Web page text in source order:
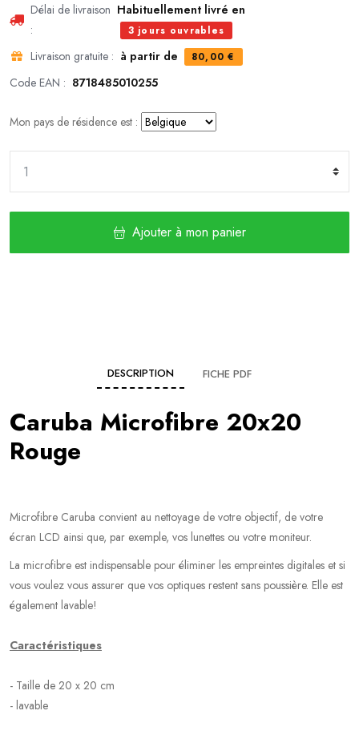
Délai de livraison
:
Habituellement livré en
3 jours ouvrables
Livraison gratuite : à partir de 80,00 €
Code EAN : 8718485010255
Mon pays de résidence est :
Ajouter à mon panier
DESCRIPTION FICHE PDF
Caruba Microfibre 20x20
Rouge
Microfibre Caruba convient au nettoyage de votre objectif, de votre
écran LCD ainsi que, par exemple, vos lunettes ou votre moniteur.
La microfibre est indispensable pour éliminer les empreintes digitales et si
vous voulez vous assurer que vos optiques restent sans poussière. Elle est
également lavable!
Caractéristiques
- Taille de 20 x 20 cm
- lavable